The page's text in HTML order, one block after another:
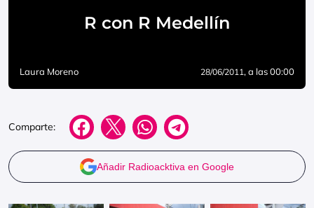
R con R Medellín
Laura Moreno 28/06/2011, a las 00:00
Comparte:
Añadir Radioacktiva en Google